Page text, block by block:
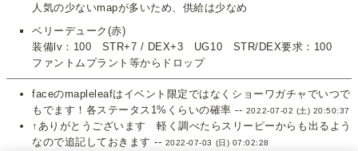
人気の少ないmapが多いため、供給は少なめ
ベリーデューク(赤)
装備lv：100 STR+7 / DEX+3 UG10 STR/DEX要求：100
ファントムプラント等からドロップ
faceのmapleleafはイベント限定ではなくショーワガチャでいつで
もでます！各ステータス1%くらいの確率 -- 2022-07-02 (土) 20:50:37
↑ありがとうございます 軽く調べたらスリーピーからも出るよう
なので追記しておきます -- 2022-07-03 (日) 07:02:28